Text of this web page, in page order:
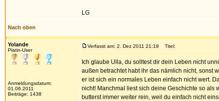
LG
Nach oben
Yolande
Platin-User
Anmeldungsdatum:
01.06.2011
Beiträge: 1438
Verfasst am: 2. Dez 2011 21:19 Titel:
Ich glaube Ulla, du solltest dir dein Leben nicht
außen betrachtet habt ihr das nämlich nicht, sonst
er ist sich ein normales Leben einfach nicht wert.
nicht! Manchmal liest sich deine Geschichte so als
butterst immer weiter rein, weil du einfach nicht